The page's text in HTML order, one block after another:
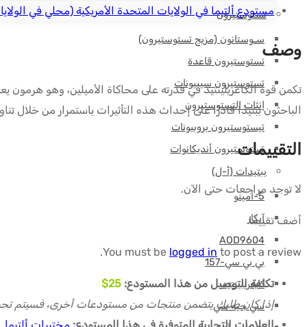
تستوستيرون
سـوستانون (مزيج تستوستيرون)
تستوستيرون قاعدة
تستوستيرون سيبيونات
إنثات التستوستيرون
تيستوستيرون بروبيونات
تستوستيرون أنديكانوات
ببتيدات (أ-ل)
5-أمينو
آيكار
AOD9604
بي بي سي-157
كاجريلينتيد
سي جيه سي
USAمستودع ألتيما في الولايات المتحدة الأمريكية (محلي في
وصف
تكمن قوة الكاغريلينتيد في قدرته على محاكاة الأميلين، وهو هرمون
الباحثون ببتيدًا قادرًا على إحداث هذه التأثيرات باستمرار من خلال
التقييمات
لا توجد مراجعات حتى الآن.
أضف تقييمًا
You must be logged in to post a review.
تكلفة التوصيل من هذا المستودع: 25$
إذا كان طلبك يتضمن منتجات من مستودعات أخرى، فسيتم
العلامات التجارية المتوفرة في هذا المستودع: مختبرات ألتيما